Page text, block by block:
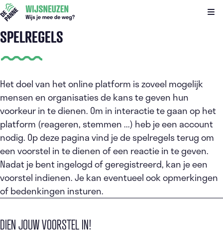
SPELREGELS
Het doel van het online platform is zoveel mogelijk
mensen en organisaties de kans te geven hun
voorkeur in te dienen. Om in interactie te gaan op het
platform (reageren, stemmen ...) heb je een account
nodig. Op deze pagina vind je de spelregels terug om
een voorstel in te dienen of een reactie in te geven.
Nadat je bent ingelogd of geregistreerd, kan je een
voorstel indienen. Je kan eventueel ook opmerkingen
of bedenkingen insturen.
DIEN JOUW VOORSTEL IN!